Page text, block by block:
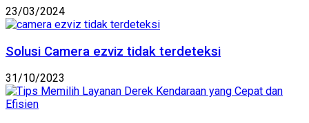
23/03/2024
Solusi Camera ezviz tidak terdeteksi
31/10/2023